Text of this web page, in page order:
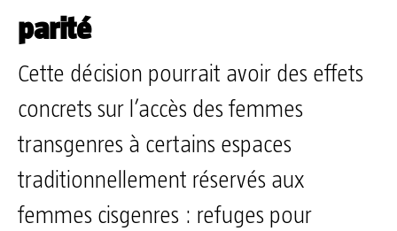
parité
Cette décision pourrait avoir des effets
concrets sur l’accès des femmes
transgenres à certains espaces
traditionnellement réservés aux
femmes cisgenres : refuges pour